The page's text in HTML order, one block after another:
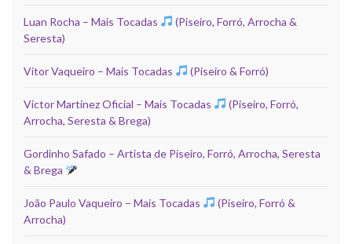
Luan Rocha – Mais Tocadas
(Piseiro, Forró, Arrocha &
Seresta)
Vitor Vaqueiro – Mais Tocadas (Piseiro & Forró)
Victor Martinez Oficial – Mais Tocadas
(Piseiro, Forró,
Arrocha, Seresta & Brega)
Gordinho Safado – Artista de Piseiro, Forró, Arrocha, Seresta
& Brega
João Paulo Vaqueiro – Mais Tocadas
(Piseiro, Forró &
Arrocha)